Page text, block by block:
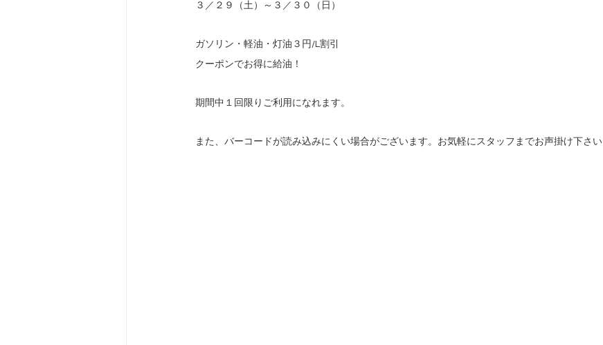
３／２９（土）～３／３０（日）
ガソリン・軽油・灯油３円/L割引
クーポンでお得に給油！
期間中１回限りご利用になれます。
また、バーコードが読み込みにくい場合がございます。お気軽にスタッフまでお声掛け下さい